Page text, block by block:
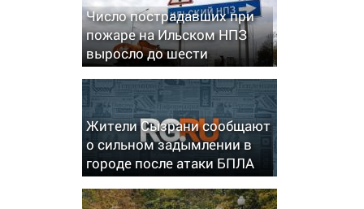
Число пострадавших при
пожаре на Ильском НПЗ
выросло до шести
Жители Сызрани сообщают
о сильном задымлении в
городе после атаки БПЛА